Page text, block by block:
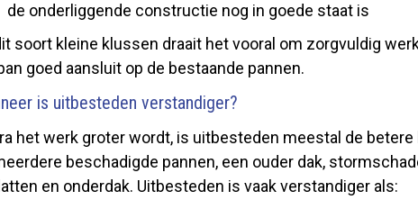
de onderliggende constructie nog in goede staat is
soort kleine klussen draait het vooral om zorgvuldig
goed aansluit op de bestaande pannen.
is uitbesteden verstandiger?
het werk groter wordt, is uitbesteden meestal de
beschadigde pannen, een ouder dak,
en onderdak. Uitbesteden is vaak verstandiger als: